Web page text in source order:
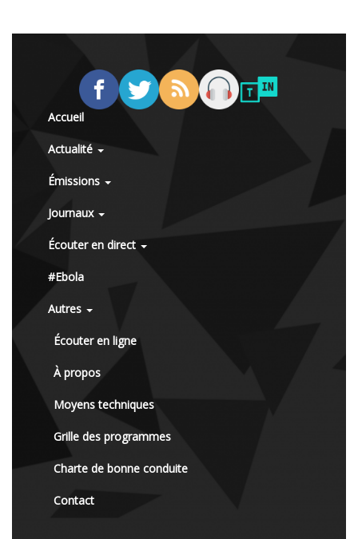
Accueil
Actualité
Émissions
Journaux
Écouter en direct
#Ebola
Autres
Écouter en ligne
À propos
Moyens techniques
Grille des programmes
Charte de bonne conduite
Contact